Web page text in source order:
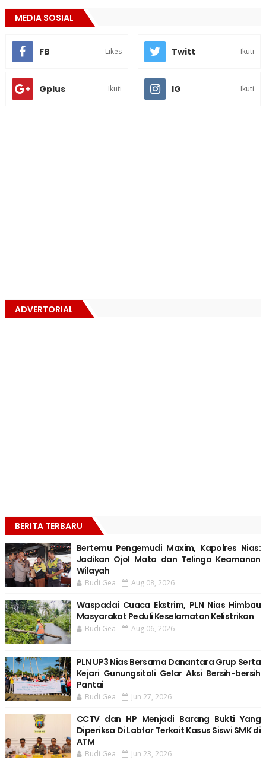
MEDIA SOSIAL
FB Likes Twitt Ikuti
Gplus Ikuti IG Ikuti
ADVERTORIAL
BERITA TERBARU
Bertemu Pengemudi Maxim, Kapolres Nias:
Jadikan Ojol Mata dan Telinga Keamanan
Wilayah
Budi Gea Aug 08, 2026
Waspadai Cuaca Ekstrim, PLN Nias Himbau
Masyarakat Peduli Keselamatan Kelistrikan
Budi Gea Aug 06, 2026
PLN UP3 Nias Bersama Danantara Grup Serta
Kejari Gunungsitoli Gelar Aksi Bersih-bersih
Pantai
Budi Gea Jun 27, 2026
CCTV dan HP Menjadi Barang Bukti Yang
Diperiksa Di Labfor Terkait Kasus Siswi SMK di
ATM
Budi Gea Jun 23, 2026